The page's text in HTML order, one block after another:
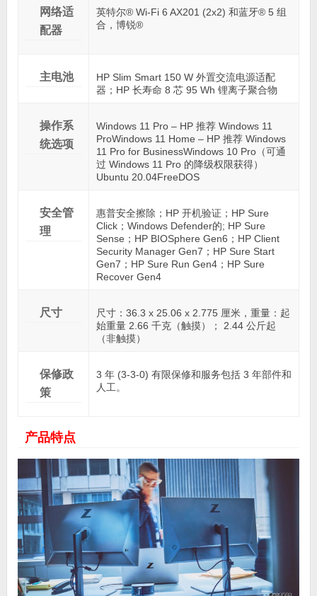
网络适
配器
英特尔® Wi-Fi 6 AX201 (2x2) 和蓝牙® 5 组
合，博锐®
主电池
HP Slim Smart 150 W 外置交流电源适配
器；HP 长寿命 8 芯 95 Wh 锂离子聚合物
操作系
统选项
Windows 11 Pro – HP 推荐 Windows 11
ProWindows 11 Home – HP 推荐 Windows
11 Pro for BusinessWindows 10 Pro（可通
过 Windows 11 Pro 的降级权限获得）
Ubuntu 20.04FreeDOS
安全管
理
惠普安全擦除；HP 开机验证；HP Sure
Click；Windows Defender的; HP Sure
Sense；HP BIOSphere Gen6；HP Client
Security Manager Gen7；HP Sure Start
Gen7；HP Sure Run Gen4；HP Sure
Recover Gen4
尺寸
尺寸：36.3 x 25.06 x 2.775 厘米，重量：起
始重量 2.66 千克（触摸）； 2.44 公斤起
（非触摸）
保修政
策
3 年 (3-3-0) 有限保修和服务包括 3 年部件和
人工。
产品特点